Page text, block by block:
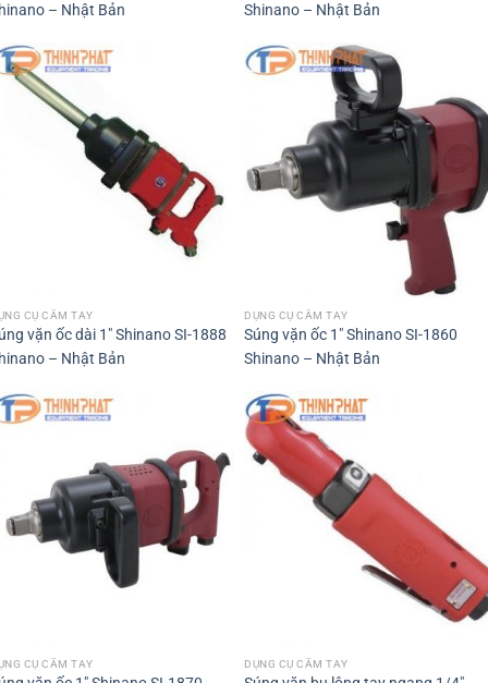
– Nhật Bản
Shinano – Nhật Bản
CỤ CẦM TAY
vặn ốc dài 1″ Shinano SI-1888
– Nhật Bản
DỤNG CỤ CẦM TAY
Súng vặn ốc 1″ Shinano SI-1860
Shinano – Nhật Bản
CỤ CẦM TAY DỤNG CỤ CẦM TAY